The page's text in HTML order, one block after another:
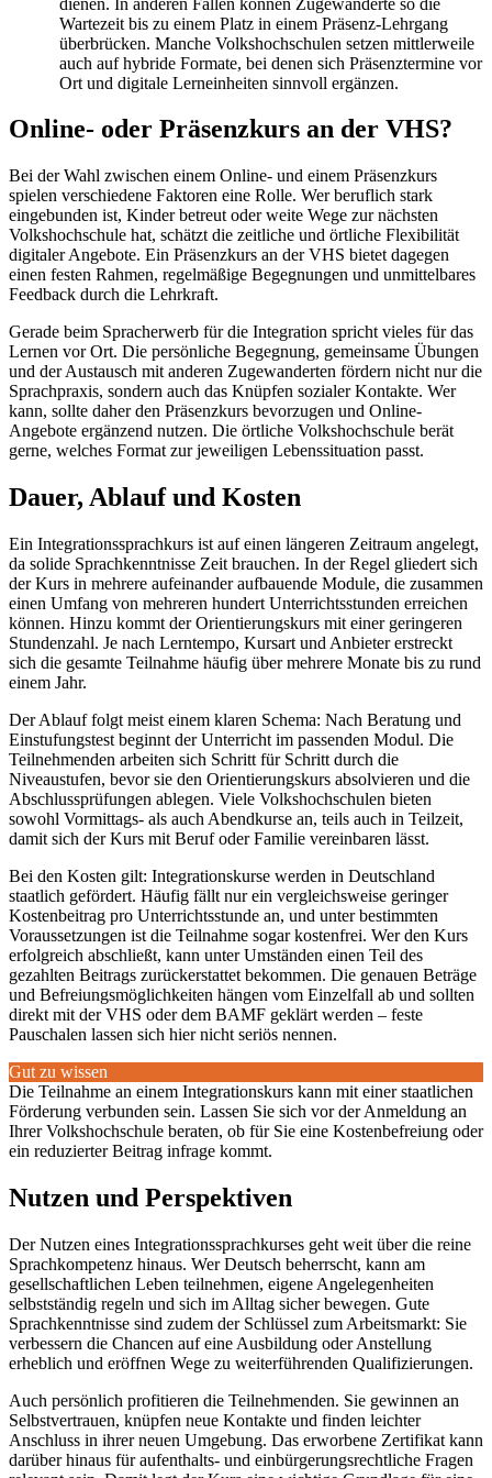
Wartezeit bis zu einem Platz in einem Präsenz-Lehrgang
überbrücken. Manche Volkshochschulen setzen mittlerweile
auch auf hybride Formate, bei denen sich Präsenztermine vor
Ort und digitale Lerneinheiten sinnvoll ergänzen.
Online- oder Präsenzkurs an der VHS?
Bei der Wahl zwischen einem Online- und einem Präsenzkurs
spielen verschiedene Faktoren eine Rolle. Wer beruflich stark
eingebunden ist, Kinder betreut oder weite Wege zur nächsten
Volkshochschule hat, schätzt die zeitliche und örtliche Flexibilität
digitaler Angebote. Ein Präsenzkurs an der VHS bietet dagegen
einen festen Rahmen, regelmäßige Begegnungen und unmittelbares
Feedback durch die Lehrkraft.
Gerade beim Spracherwerb für die Integration spricht vieles für das
Lernen vor Ort. Die persönliche Begegnung, gemeinsame Übungen
und der Austausch mit anderen Zugewanderten fördern nicht nur die
Sprachpraxis, sondern auch das Knüpfen sozialer Kontakte. Wer
kann, sollte daher den Präsenzkurs bevorzugen und Online-
Angebote ergänzend nutzen. Die örtliche Volkshochschule berät
gerne, welches Format zur jeweiligen Lebenssituation passt.
Dauer, Ablauf und Kosten
Ein Integrationssprachkurs ist auf einen längeren Zeitraum angelegt,
da solide Sprachkenntnisse Zeit brauchen. In der Regel gliedert sich
der Kurs in mehrere aufeinander aufbauende Module, die zusammen
einen Umfang von mehreren hundert Unterrichtsstunden erreichen
können. Hinzu kommt der Orientierungskurs mit einer geringeren
Stundenzahl. Je nach Lerntempo, Kursart und Anbieter erstreckt
sich die gesamte Teilnahme häufig über mehrere Monate bis zu rund
einem Jahr.
Der Ablauf folgt meist einem klaren Schema: Nach Beratung und
Einstufungstest beginnt der Unterricht im passenden Modul. Die
Teilnehmenden arbeiten sich Schritt für Schritt durch die
Niveaustufen, bevor sie den Orientierungskurs absolvieren und die
Abschlussprüfungen ablegen. Viele Volkshochschulen bieten
sowohl Vormittags- als auch Abendkurse an, teils auch in Teilzeit,
damit sich der Kurs mit Beruf oder Familie vereinbaren lässt.
Bei den Kosten gilt: Integrationskurse werden in Deutschland
staatlich gefördert. Häufig fällt nur ein vergleichsweise geringer
Kostenbeitrag pro Unterrichtsstunde an, und unter bestimmten
Voraussetzungen ist die Teilnahme sogar kostenfrei. Wer den Kurs
erfolgreich abschließt, kann unter Umständen einen Teil des
gezahlten Beitrags zurückerstattet bekommen. Die genauen Beträge
und Befreiungsmöglichkeiten hängen vom Einzelfall ab und sollten
direkt mit der VHS oder dem BAMF geklärt werden – feste
Pauschalen lassen sich hier nicht seriös nennen.
Gut zu wissen
Die Teilnahme an einem Integrationskurs kann mit einer staatlichen
Förderung verbunden sein. Lassen Sie sich vor der Anmeldung an
Ihrer Volkshochschule beraten, ob für Sie eine Kostenbefreiung oder
ein reduzierter Beitrag infrage kommt.
Nutzen und Perspektiven
Der Nutzen eines Integrationssprachkurses geht weit über die reine
Sprachkompetenz hinaus. Wer Deutsch beherrscht, kann am
gesellschaftlichen Leben teilnehmen, eigene Angelegenheiten
selbstständig regeln und sich im Alltag sicher bewegen. Gute
Sprachkenntnisse sind zudem der Schlüssel zum Arbeitsmarkt: Sie
verbessern die Chancen auf eine Ausbildung oder Anstellung
erheblich und eröffnen Wege zu weiterführenden Qualifizierungen.
Auch persönlich profitieren die Teilnehmenden. Sie gewinnen an
Selbstvertrauen, knüpfen neue Kontakte und finden leichter
Anschluss in ihrer neuen Umgebung. Das erworbene Zertifikat kann
darüber hinaus für aufenthalts- und einbürgerungsrechtliche Fragen